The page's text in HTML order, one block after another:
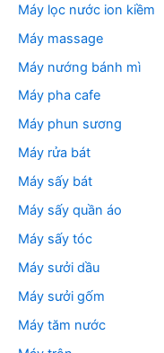
Máy lọc nước ion kiềm
Máy massage
Máy nướng bánh mì
Máy pha cafe
Máy phun sương
Máy rửa bát
Máy sấy bát
Máy sấy quần áo
Máy sấy tóc
Máy sưởi dầu
Máy sưởi gốm
Máy tăm nước